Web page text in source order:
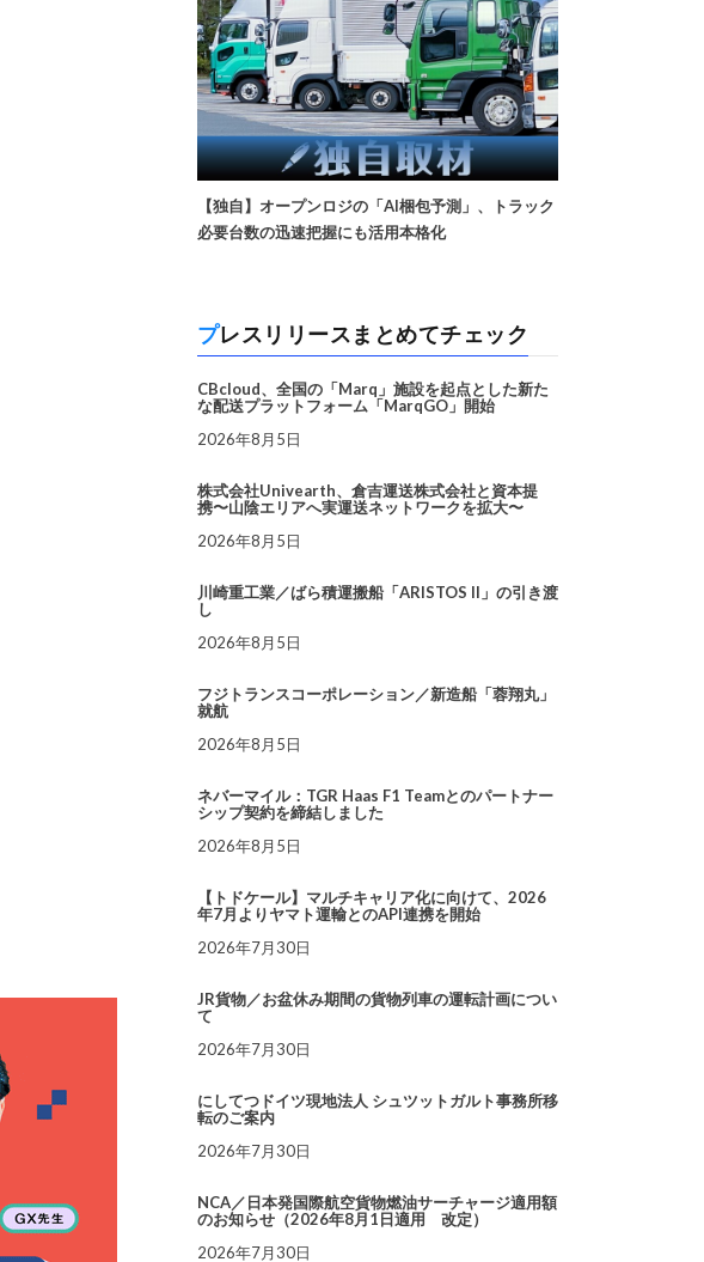
【独自】オープンロジの「AI梱包予測」、トラック
必要台数の迅速把握にも活用本格化
プレスリリースまとめてチェック
CBcloud、全国の「Marq」施設を起点とした新た
な配送プラットフォーム「MarqGO」開始
2026年8月5日
株式会社Univearth、倉吉運送株式会社と資本提
携〜山陰エリアへ実運送ネットワークを拡大〜
2026年8月5日
川崎重工業／ばら積運搬船「ARISTOS II」の引き渡
し
2026年8月5日
フジトランスコーポレーション／新造船「蓉翔丸」
就航
2026年8月5日
ネバーマイル：TGR Haas F1 Teamとのパートナー
シップ契約を締結しました
2026年8月5日
【トドケール】マルチキャリア化に向けて、2026
年7月よりヤマト運輸とのAPI連携を開始
2026年7月30日
JR貨物／お盆休み期間の貨物列車の運転計画につい
て
2026年7月30日
にしてつドイツ現地法人 シュツットガルト事務所移
転のご案内
2026年7月30日
NCA／日本発国際航空貨物燃油サーチャージ適用額
のお知らせ（2026年8月1日適用 改定）
2026年7月30日